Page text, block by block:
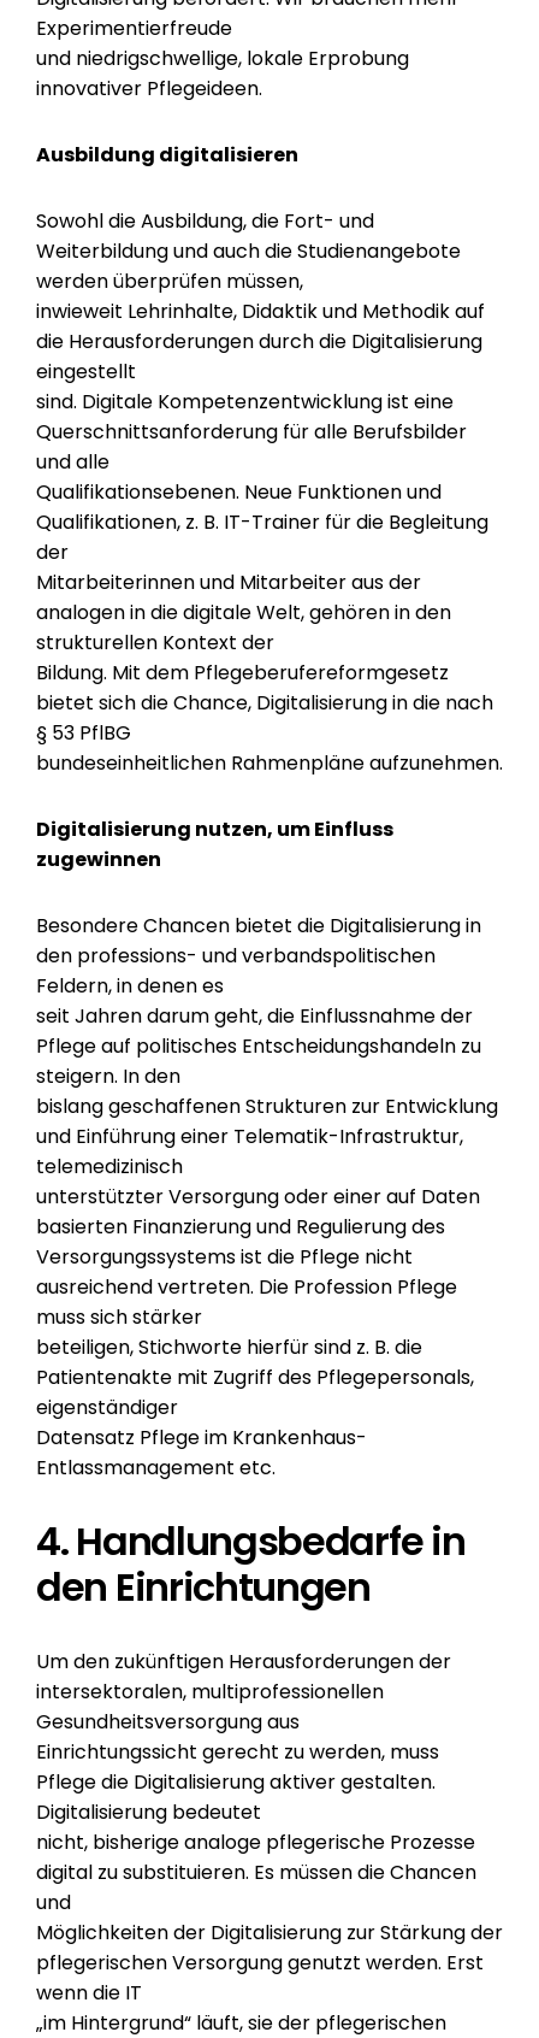
Experimentierfreude
und niedrigschwellige, lokale Erprobung
innovativer Pflegeideen.
Ausbildung digitalisieren
Sowohl die Ausbildung, die Fort- und
Weiterbildung und auch die Studienangebote
werden überprüfen müssen,
inwieweit Lehrinhalte, Didaktik und Methodik auf
die Herausforderungen durch die Digitalisierung
eingestellt
sind. Digitale Kompetenzentwicklung ist eine
Querschnittsanforderung für alle Berufsbilder
und alle
Qualifikationsebenen. Neue Funktionen und
Qualifikationen, z. B. IT-Trainer für die Begleitung
der
Mitarbeiterinnen und Mitarbeiter aus der
analogen in die digitale Welt, gehören in den
strukturellen Kontext der
Bildung. Mit dem Pflegeberufereformgesetz
bietet sich die Chance, Digitalisierung in die nach
§ 53 PflBG
bundeseinheitlichen Rahmenpläne aufzunehmen.
Digitalisierung nutzen, um Einfluss
zugewinnen
Besondere Chancen bietet die Digitalisierung in
den professions- und verbandspolitischen
Feldern, in denen es
seit Jahren darum geht, die Einflussnahme der
Pflege auf politisches Entscheidungshandeln zu
steigern. In den
bislang geschaffenen Strukturen zur Entwicklung
und Einführung einer Telematik-Infrastruktur,
telemedizinisch
unterstützter Versorgung oder einer auf Daten
basierten Finanzierung und Regulierung des
Versorgungssystems ist die Pflege nicht
ausreichend vertreten. Die Profession Pflege
muss sich stärker
beteiligen, Stichworte hierfür sind z. B. die
Patientenakte mit Zugriff des Pflegepersonals,
eigenständiger
Datensatz Pflege im Krankenhaus-
Entlassmanagement etc.
4. Handlungsbedarfe in
den Einrichtungen
Um den zukünftigen Herausforderungen der
intersektoralen, multiprofessionellen
Gesundheitsversorgung aus
Einrichtungssicht gerecht zu werden, muss
Pflege die Digitalisierung aktiver gestalten.
Digitalisierung bedeutet
nicht, bisherige analoge pflegerische Prozesse
digital zu substituieren. Es müssen die Chancen
und
Möglichkeiten der Digitalisierung zur Stärkung der
pflegerischen Versorgung genutzt werden. Erst
wenn die IT
„im Hintergrund“ läuft, sie der pflegerischen